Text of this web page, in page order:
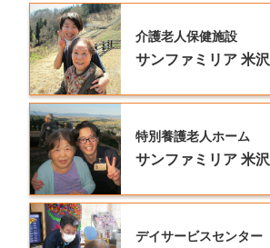
介護老人保健施設
サンファミリア米沢
特別養護老人ホーム
サンファミリア米沢
デイサービスセンター